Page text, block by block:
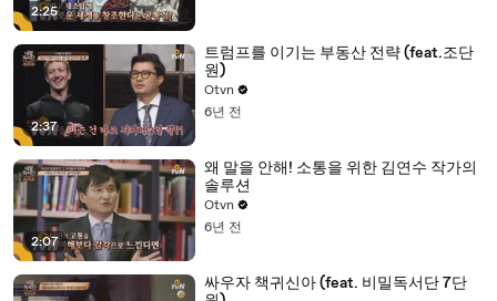
2:25
2:37
트럼프를 이기는 부동산 전략 (feat.조단
원)
Otvn
6년 전
2:07
왜 말을 안해! 소통을 위한 김연수 작가의
솔루션
Otvn
6년 전
싸우자 책귀신아 (feat. 비밀독서단 7단